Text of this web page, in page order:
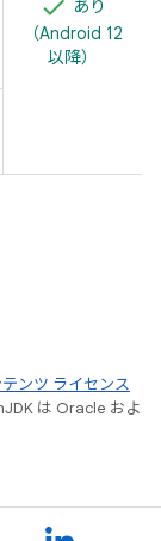
あり
（Android 12
以降）
テンツ ライセンス
は Oracle およ